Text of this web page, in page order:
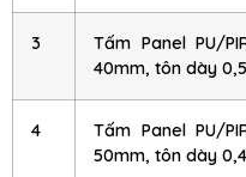
3
Tấm Panel PU/
40mm, tôn dày
4
Tấm Panel PU/
50mm, tôn dày